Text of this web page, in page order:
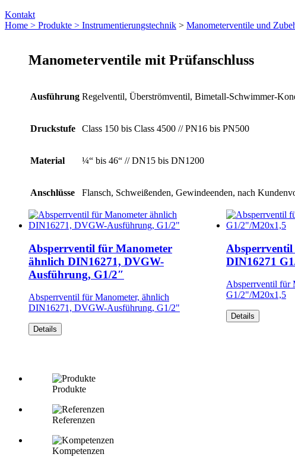
Kontakt
Home > Produkte > Instrumentierungs­technik > Manometerventile und
Manometerventile mit Prüfanschluss
Ausführung Regelventil, Überströmventil, Bimetall-Schwimmer-
Druckstufe Class 150 bis Class 4500 // PN16 bis PN500
Material ¼“ bis 46“ // DN15 bis DN1200
Anschlüsse Flansch, Schweißenden, Gewindeenden, nach
Absperrventil für Manometer
ähnlich DIN16271, DVGW-
Ausführung, G1/2″
Absperrventil für Manometer, ähnlich
DIN16271, DVGW-Ausführung, G1/2"
Details
DIN16271
Absperrventil für
G1/2"/M20x1,5
Details
Produkte
Referenzen
Kompetenzen